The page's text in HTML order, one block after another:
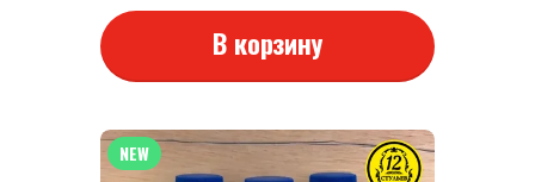
В корзину
NEW